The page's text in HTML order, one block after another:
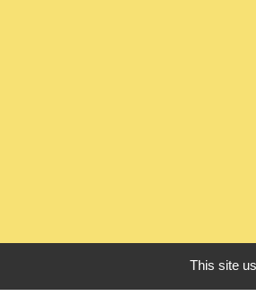
This site